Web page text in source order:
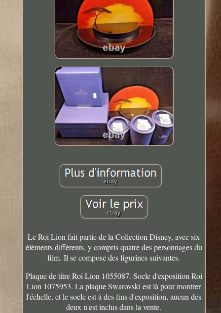
Le Roi Lion fait partie de la Collection Disney, avec six
éléments différents, y compris quatre des personnages du
film. Il se compose des figurines suivantes.
Plaque de titre Roi Lion 1055087. Socle d'exposition Roi
Lion 1075953. La plaque Swarovski est là pour montrer
l'échelle, et le socle est à des fins d'exposition, aucun des
deux n'est inclus dans la vente.